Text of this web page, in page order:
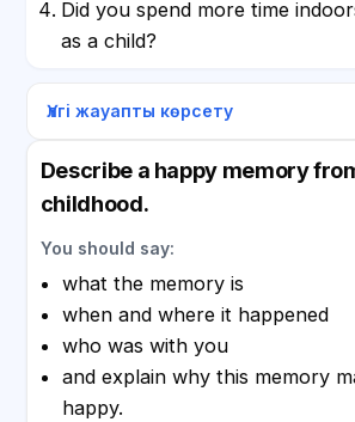
Did you spend more time
as a child?
Үлгі жауапты көрсету
Describe a happy memory
childhood.
You should say:
what the memory is
when and where it happened
who was with you
and explain why this memory
happy.